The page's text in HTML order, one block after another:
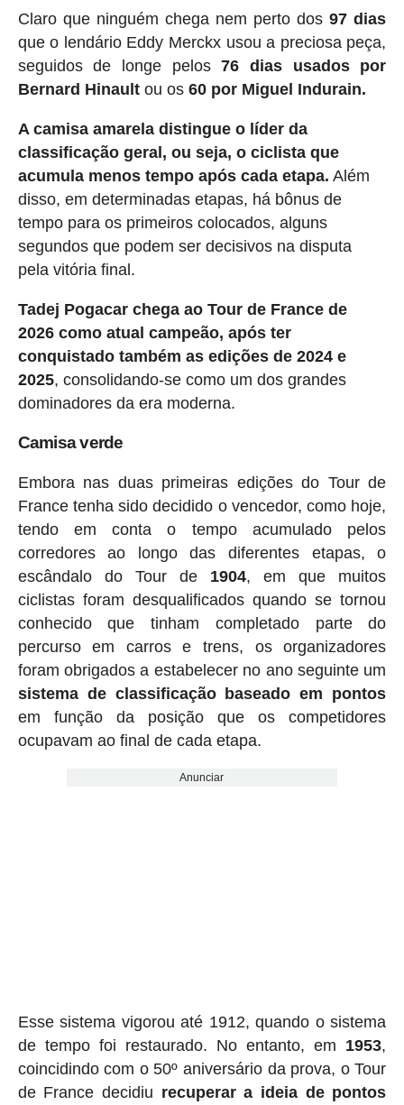
Claro que ninguém chega nem perto dos97 dias
que o lendário Eddy Merckx usou a preciosa peça,
seguidos de longe pelos76 dias usados ​​por
Bernard Hinault ou os 60 por Miguel Indurain.
A camisa amarela distingue o líder da
classificação geral, ou seja, o ciclista que
acumula menos tempo após cada etapa. Além
disso, em determinadas etapas, há bônus de
tempo para os primeiros colocados, alguns
segundos que podem ser decisivos na disputa
pela vitória final.
Tadej Pogacar chega ao Tour de France de
2026 como atual campeão, após ter
conquistado também as edições de 2024 e
2025, consolidando-se como um dos grandes
dominadores da era moderna.
Camisa verde
Embora nas duas primeiras edições do Tour de
France tenha sido decidido o vencedor, como hoje,
tendo em conta o tempo acumulado pelos
corredores ao longo das diferentes etapas, o
escândalo do Tour de 1904, em que muitos
ciclistas foram desqualificados quando se tornou
conhecido que tinham completado parte do
percurso em carros e trens, os organizadores
foram obrigados a estabelecer no ano seguinte um
sistema de classificação baseado em pontos
em função da posição que os competidores
ocupavam ao final de cada etapa.
Anunciar
Esse sistema vigorou até 1912, quando o sistema
de tempo foi restaurado. No entanto, em 1953,
coincidindo com o 50º aniversário da prova, o Tour
de France decidiu recuperar a ideia de pontos